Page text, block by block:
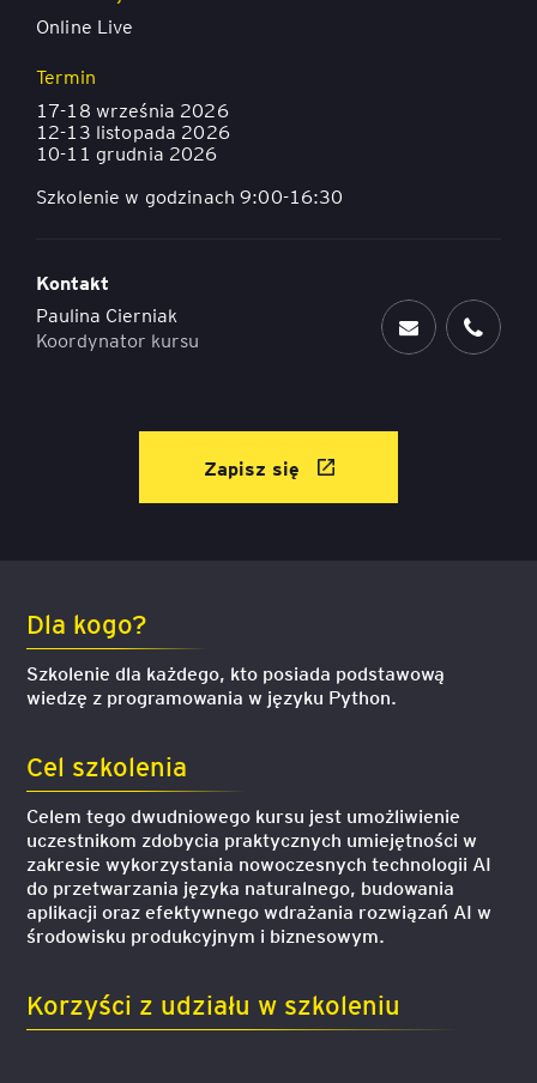
Dla kogo?
Szkolenie dla każdego, kto posiada podstawową
wiedzę z programowania w języku Python.
Cel szkolenia
Celem tego dwudniowego kursu jest umożliwienie
uczestnikom zdobycia praktycznych umiejętności w
zakresie wykorzystania nowoczesnych technologii AI
do przetwarzania języka naturalnego, budowania
aplikacji oraz efektywnego wdrażania rozwiązań AI w
środowisku produkcyjnym i biznesowym.
Korzyści z udziału w szkoleniu
Online Live
Termin
17-18 września 2026
12-13 listopada 2026
10-11 grudnia 2026
Szkolenie w godzinach 9:00-16:30
Kontakt
Paulina Cierniak
Koordynator kursu
Zapisz się